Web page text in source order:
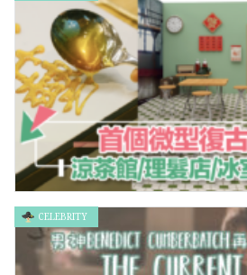
回味香港情！！首個微型復古模型展，
現眼前！！
CELEBRITY